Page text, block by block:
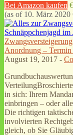
Bei Amazon kaufen
(as of 10. März
Anordnung –
August 19, 2017 -
in sich: Ihrem
einbringen – oder
Die richtigen
involvierten
gleich, ob Sie